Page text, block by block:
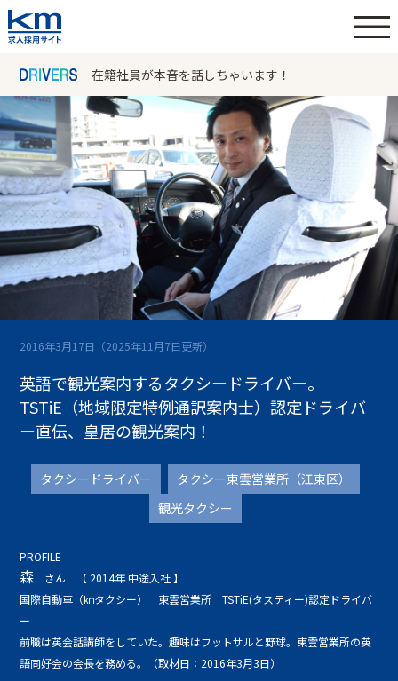
在籍社員が本音を話しちゃいます！
2016年3月17日 （2025年11月7日更新）
英語で観光案内するタクシードライバー。
TSTiE（地域限定特例通訳案内士）認定ドライバ
ー直伝、皇居の観光案内！
タクシードライバー
タクシー東雲営業所（江東区）
観光タクシー
PROFILE
森 さん
【 2014年 中途入社 】
国際自動車（㎞タクシー） 東雲営業所 TSTiE(タスティー)認定ドライバ
ー
前職は英会話講師をしていた。趣味はフットサルと野球。東雲営業所の英
語同好会の会長を務める。（取材日：2016年3月3日）